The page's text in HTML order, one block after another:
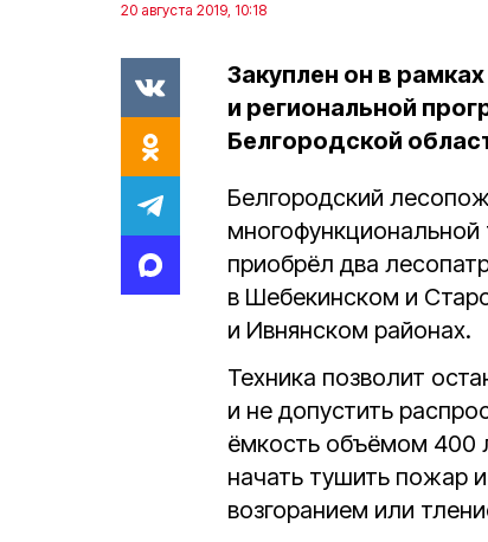
20 августа 2019, 10:18
Закуплен он в
и региональной
Белгородской
Белгородский
приобрёл два
в Шебекинском и
и Ивнянском районах.
Техника позволит
и не допустить
ёмкость объёмом 400
начать тушить пожар
возгоранием или